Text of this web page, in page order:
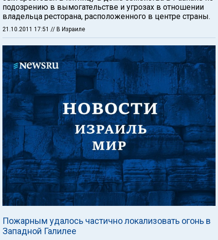
подозрению в вымогательстве и угрозах в отношении
владельца ресторана, расположенного в центре страны.
21.10.2011 17:51 // В Израиле
Пожарным удалось частично локализовать огонь в
Западной Галилее